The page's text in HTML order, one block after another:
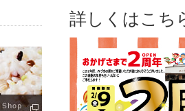
詳しくはこ